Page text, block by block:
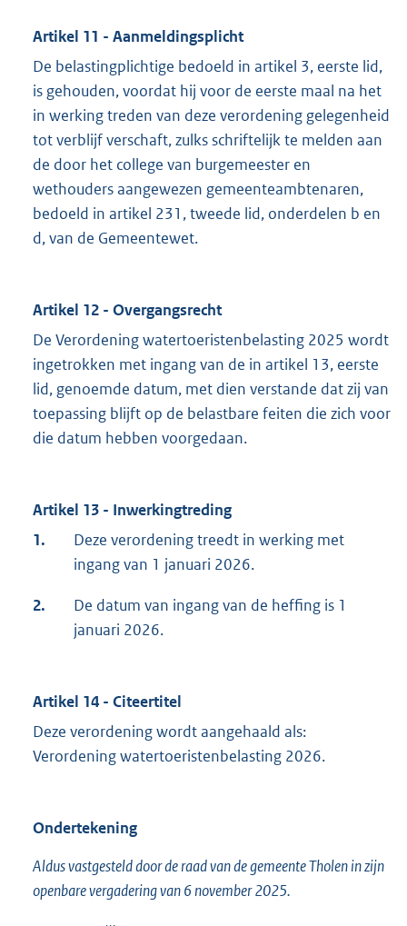
Artikel 11 - Aanmeldingsplicht
De belastingplichtige bedoeld in artikel 3, eerste lid,
is gehouden, voordat hij voor de eerste maal na het
in werking treden van deze verordening gelegenheid
tot verblijf verschaft, zulks schriftelijk te melden aan
de door het college van burgemeester en
wethouders aangewezen gemeenteambtenaren,
bedoeld in artikel 231, tweede lid, onderdelen b en
d, van de Gemeentewet.
Artikel 12 - Overgangsrecht
De Verordening watertoeristenbelasting 2025 wordt
ingetrokken met ingang van de in artikel 13, eerste
lid, genoemde datum, met dien verstande dat zij van
toepassing blijft op de belastbare feiten die zich voor
die datum hebben voorgedaan.
Artikel 13 - Inwerkingtreding
1.
Deze verordening treedt in werking met
ingang van 1 januari 2026.
2.
De datum van ingang van de heffing is 1
januari 2026.
Artikel 14 - Citeertitel
Deze verordening wordt aangehaald als:
Verordening watertoeristenbelasting 2026.
Ondertekening
Aldus vastgesteld door de raad van de gemeente Tholen in zijn
openbare vergadering van 6 november 2025.